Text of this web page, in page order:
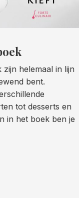
helemaal in lijn
bent.
tot desserts en
in het boek ben je